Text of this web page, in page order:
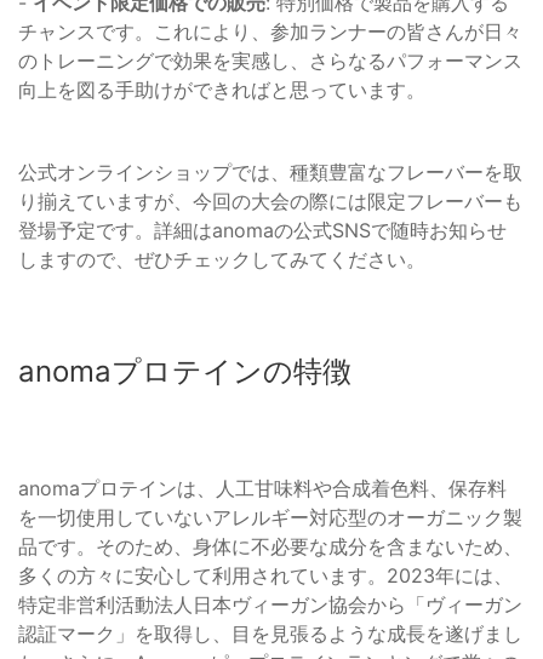
チャンスです。これにより、参加ランナーの皆さんが日々
のトレーニングで効果を実感し、さらなるパフォーマンス
向上を図る手助けができればと思っています。
公式オンラインショップでは、種類豊富なフレーバーを取
り揃えていますが、今回の大会の際には限定フレーバーも
登場予定です。詳細はanomaの公式SNSで随時お知らせ
しますので、ぜひチェックしてみてください。
anomaプロテインの特徴
anomaプロテインは、人工甘味料や合成着色料、保存料
を一切使用していないアレルギー対応型のオーガニック製
品です。そのため、身体に不必要な成分を含まないため、
多くの方々に安心して利用されています。2023年には、
特定非営利活動法人日本ヴィーガン協会から「ヴィーガン
認証マーク」を取得し、目を見張るような成長を遂げまし